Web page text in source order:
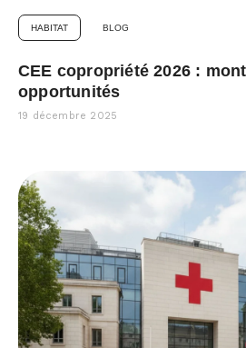
HABITAT BLOG
CEE copropriété 2026 :
opportunités
19 décembre 2025